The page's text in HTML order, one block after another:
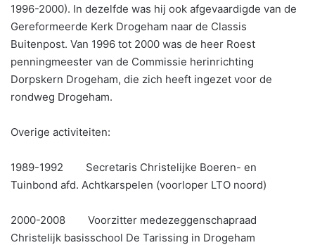
1996-2000). In dezelfde was hij ook afgevaardigde van de
Gereformeerde Kerk Drogeham naar de Classis
Buitenpost. Van 1996 tot 2000 was de heer Roest
penningmeester van de Commissie herinrichting
Dorpskern Drogeham, die zich heeft ingezet voor de
rondweg Drogeham.
Overige activiteiten:
1989-1992 Secretaris Christelijke Boeren- en
Tuinbond afd. Achtkarspelen (voorloper LTO noord)
2000-2008 Voorzitter medezeggenschapraad
Christelijk basisschool De Tarissing in Drogeham